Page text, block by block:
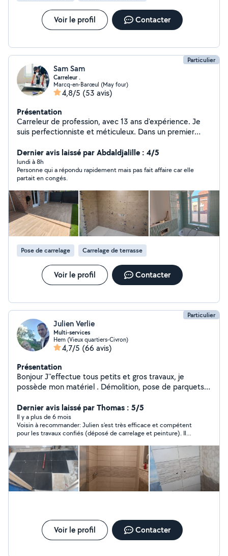
Voir le profil Contacter
Particulier
Sam Sam
Carreleur .
Marcq-en-Barœul (May four)
4,8/5 (53 avis)
Présentation
Carreleur de profession, avec 13 ans d'expérience. Je
suis perfectionniste et méticuleux. Dans un premier
préciser et d'estimer votre projet. Une fois en accord, je
débute la réalisation dans les meilleurs délais.
Dernier avis laissé par Abdaldjalille : 4/5
lundi à 8h
Personne qui a répondu rapidement mais pas fait affaire car elle
partait en congés.
Pose de carrelage Carrelage de terrasse
Voir le profil Contacter
Particulier
Julien Verlie
Multi-services
Hem (Vieux quartiers-Civron)
4,7/5 (66 avis)
Présentation
Bonjour J''effectue tous petits et gros travaux, je
possède mon matériel . Démolition, pose de parquets,
meuble, plomberie ,,pose de store, jardinage, pelouse,
taille de haie,.... J'ai fait mon experience dans le
bâtiment en réalisant moi même la rénovation complète
de 4 maisons personnelles , je possede donc pas mal
d'experience dans ce domaine. De plus j'adore bricoler.
Je peux également conseiller. A bientôt.
Dernier avis laissé par Thomas : 5/5
Il y a plus de 6 mois
Voisin à recommander: Julien s'est très efficace et compétent
pour les travaux confiés (déposé de carrelage et peinture). Il
du travail réalisé et du contact que nous avons eu.
Voir le profil Contacter